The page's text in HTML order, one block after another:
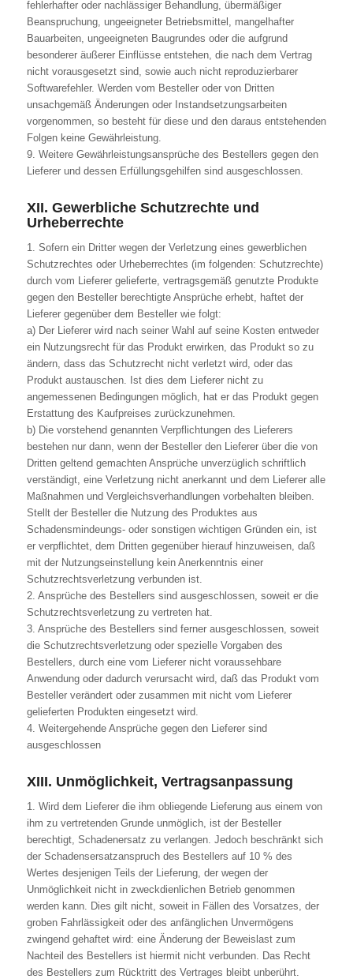
fehlerhafter oder nachlässiger Behandlung, übermäßiger
Beanspruchung, ungeeigneter Betriebsmittel, mangelhafter
Bauarbeiten, ungeeigneten Baugrundes oder die aufgrund
besonderer äußerer Einflüsse entstehen, die nach dem Vertrag
nicht vorausgesetzt sind, sowie auch nicht reproduzierbarer
Softwarefehler. Werden vom Besteller oder von Dritten
unsachgemäß Änderungen oder Instandsetzungsarbeiten
vorgenommen, so besteht für diese und den daraus entstehenden
Folgen keine Gewährleistung.
9. Weitere Gewährleistungsansprüche des Bestellers gegen den
Lieferer und dessen Erfüllungsgehilfen sind ausgeschlossen.
XII. Gewerbliche Schutzrechte und
Urheberrechte
1. Sofern ein Dritter wegen der Verletzung eines gewerblichen
Schutzrechtes oder Urheberrechtes (im folgenden: Schutzrechte)
durch vom Lieferer gelieferte, vertragsgemäß genutzte Produkte
gegen den Besteller berechtigte Ansprüche erhebt, haftet der
Lieferer gegenüber dem Besteller wie folgt:
a) Der Lieferer wird nach seiner Wahl auf seine Kosten entweder
ein Nutzungsrecht für das Produkt erwirken, das Produkt so zu
ändern, dass das Schutzrecht nicht verletzt wird, oder das
Produkt austauschen. Ist dies dem Lieferer nicht zu
angemessenen Bedingungen möglich, hat er das Produkt gegen
Erstattung des Kaufpreises zurückzunehmen.
b) Die vorstehend genannten Verpflichtungen des Lieferers
bestehen nur dann, wenn der Besteller den Lieferer über die von
Dritten geltend gemachten Ansprüche unverzüglich schriftlich
verständigt, eine Verletzung nicht anerkannt und dem Lieferer alle
Maßnahmen und Vergleichsverhandlungen vorbehalten bleiben.
Stellt der Besteller die Nutzung des Produktes aus
Schadensmindeungs- oder sonstigen wichtigen Gründen ein, ist
er verpflichtet, dem Dritten gegenüber hierauf hinzuweisen, daß
mit der Nutzungseinstellung kein Anerkenntnis einer
Schutzrechtsverletzung verbunden ist.
2. Ansprüche des Bestellers sind ausgeschlossen, soweit er die
Schutzrechtsverletzung zu vertreten hat.
3. Ansprüche des Bestellers sind ferner ausgeschlossen, soweit
die Schutzrechtsverletzung oder spezielle Vorgaben des
Bestellers, durch eine vom Lieferer nicht voraussehbare
Anwendung oder dadurch verursacht wird, daß das Produkt vom
Besteller verändert oder zusammen mit nicht vom Lieferer
gelieferten Produkten eingesetzt wird.
4. Weitergehende Ansprüche gegen den Lieferer sind
ausgeschlossen
XIII. Unmöglichkeit, Vertragsanpassung
1. Wird dem Lieferer die ihm obliegende Lieferung aus einem von
ihm zu vertretenden Grunde unmöglich, ist der Besteller
berechtigt, Schadenersatz zu verlangen. Jedoch beschränkt sich
der Schadensersatzanspruch des Bestellers auf 10 % des
Wertes desjenigen Teils der Lieferung, der wegen der
Unmöglichkeit nicht in zweckdienlichen Betrieb genommen
werden kann. Dies gilt nicht, soweit in Fällen des Vorsatzes, der
groben Fahrlässigkeit oder des anfänglichen Unvermögens
zwingend gehaftet wird: eine Änderung der Beweislast zum
Nachteil des Bestellers ist hiermit nicht verbunden. Das Recht
des Bestellers zum Rücktritt des Vertrages bleibt unberührt.